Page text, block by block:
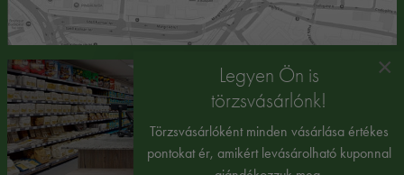
×
Legyen Ön is
törzsvásárlónk!
Törzsvásárlóként minden vásárlása értékes
pontokat ér, amikért levásárolható kuponnal